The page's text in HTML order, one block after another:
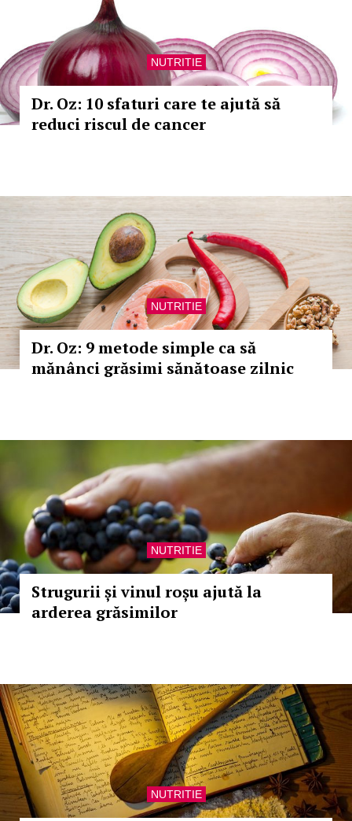
NUTRITIE
Dr. Oz: 10 sfaturi care te ajută să
reduci riscul de cancer
NUTRITIE
Dr. Oz: 9 metode simple ca să
mănânci grăsimi sănătoase zilnic
NUTRITIE
Strugurii și vinul roșu ajută la
arderea grăsimilor
NUTRITIE